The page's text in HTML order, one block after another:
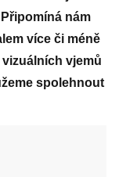
nám
více či méně
vjemů
spolehnout